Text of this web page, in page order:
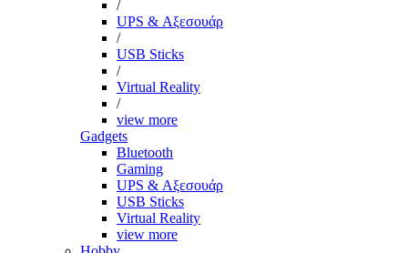
/
UPS & Αξεσουάρ
/
USB Sticks
/
Virtual Reality
/
view more
Gadgets
Bluetooth
Gaming
UPS & Αξεσουάρ
USB Sticks
Virtual Reality
view more